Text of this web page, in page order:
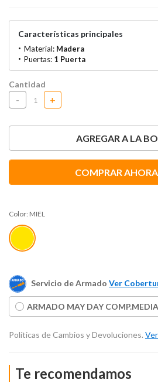
Características principales
Material: Madera
Puertas: 1 Puerta
Cantidad
- +
AGREGAR A LA
COMPRAR AHORA
Color: MIEL
Servicio de Armado Ver
ARMADO MAY DAY
Políticas de Cambios y Devoluciones.
Te recomendamos